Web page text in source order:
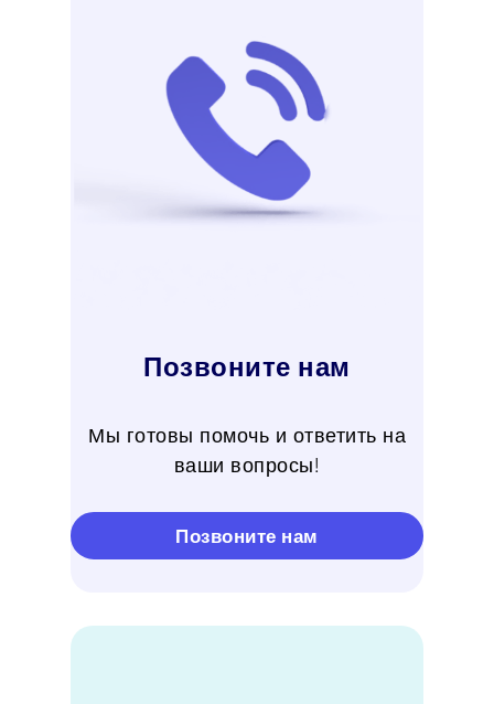
Позвоните нам
Мы готовы помочь и ответить на
ваши вопросы!
Позвоните нам